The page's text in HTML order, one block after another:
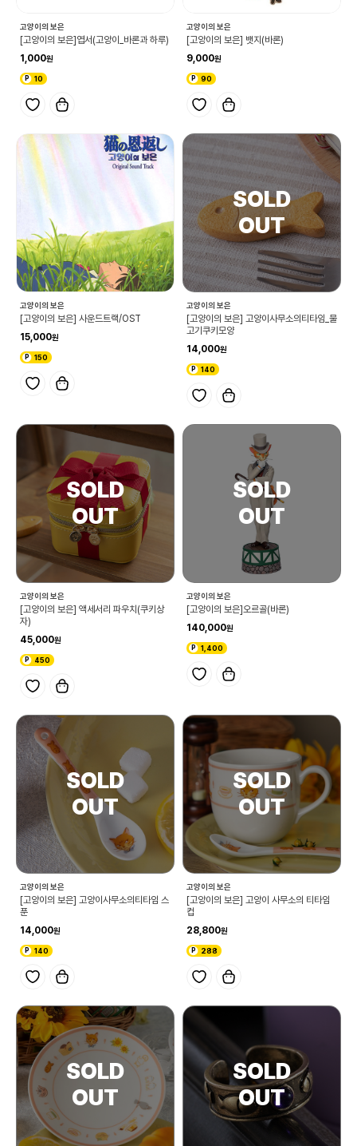
고양이의 보은
[고양이의 보은]엽서(고양이_바론과 하루)
1,000
10
고양이의 보은
[고양이의 보은] 뱃지(바론)
9,000
90
고양이의 보은
[고양이의 보은] 사운드트랙/OST
15,000
150
고양이의 보은
[고양이의 보은] 고양이사무소의티타임_물
고기쿠키모양
14,000
140
고양이의 보은
[고양이의 보은] 액세서리 파우치(쿠키상
자)
45,000
450
고양이의 보은
[고양이의 보은]오르골(바론)
140,000
1,400
고양이의 보은
[고양이의 보은] 고양이사무소의티타임 스
푼
14,000
140
고양이의 보은
[고양이의 보은] 고양이 사무소의 티타임
컵
28,800
288